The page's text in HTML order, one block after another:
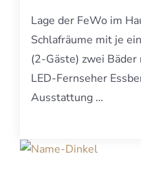
Lage der FeWo im
Schlafräume mit je
(2-Gäste) zwei Bäder
LED-Fernseher
Ausstattung …